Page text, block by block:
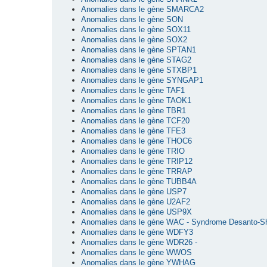
Anomalies dans le gène SMARCA2
Anomalies dans le gène SON
Anomalies dans le gène SOX11
Anomalies dans le gène SOX2
Anomalies dans le gène SPTAN1
Anomalies dans le gène STAG2
Anomalies dans le gène STXBP1
Anomalies dans le gène SYNGAP1
Anomalies dans le gène TAF1
Anomalies dans le gène TAOK1
Anomalies dans le gène TBR1
Anomalies dans le gène TCF20
Anomalies dans le gène TFE3
Anomalies dans le gène THOC6
Anomalies dans le gène TRIO
Anomalies dans le gène TRIP12
Anomalies dans le gène TRRAP
Anomalies dans le gène TUBB4A
Anomalies dans le gène USP7
Anomalies dans le gène U2AF2
Anomalies dans le gène USP9X
Anomalies dans le gène WAC - Syndrome Desanto-
Anomalies dans le gène WDFY3
Anomalies dans le gène WDR26 -
Anomalies dans le gène WWOS
Anomalies dans le gène YWHAG